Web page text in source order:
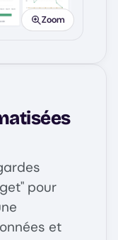
Zoom
pour
et